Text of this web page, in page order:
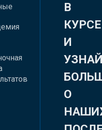
В
КУРСЕ
И
О